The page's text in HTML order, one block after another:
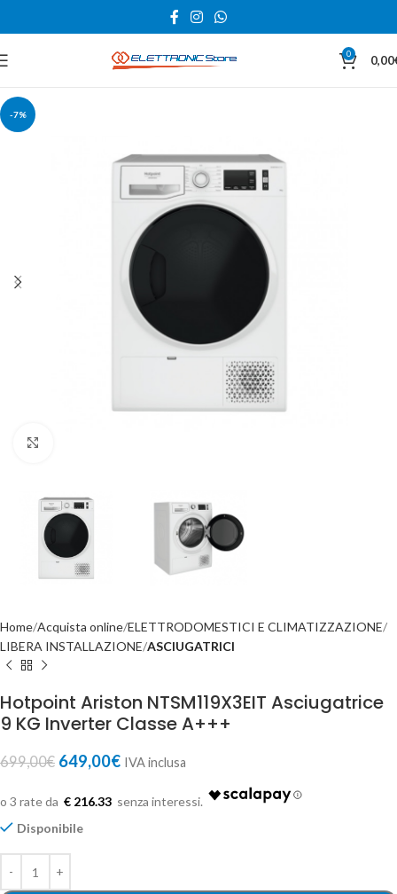
0 0,00
-7%
Home Acquista online ELETTRODOMESTICI E CLIMATIZZAZIONE
LIBERA INSTALLAZIONE ASCIUGATRICI
Hotpoint Ariston NTSM119X3EIT Asciugatrice
9 KG Inverter Classe A+++
699,00€ 649,00€ IVA inclusa
€ 216.33
Disponibile